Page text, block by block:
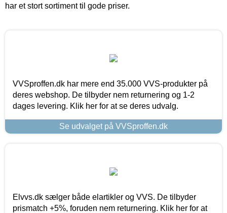
har et stort sortiment til gode priser.
VVSproffen.dk har mere end 35.000 VVS-produkter på
deres webshop. De tilbyder nem returnering og 1-2
dages levering. Klik her for at se deres udvalg.
Se udvalget på VVSproffen.dk
Elvvs.dk sælger både elartikler og VVS. De tilbyder
prismatch +5%, foruden nem returnering. Klik her for at